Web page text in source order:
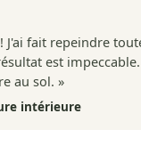
J'ai fait repeindre
est
au sol. »
intérieure